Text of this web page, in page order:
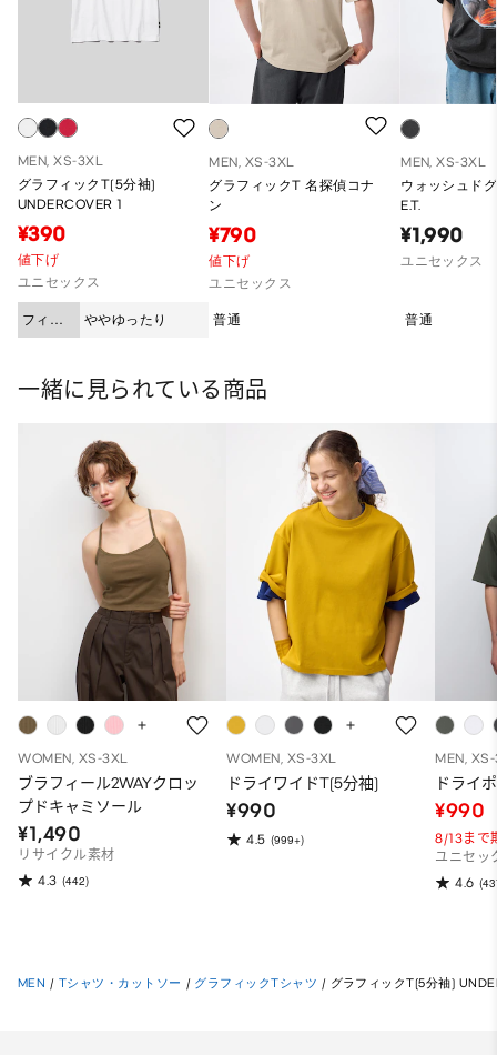
MEN, XS-3XL
グラフィックT(5分袖)
UNDERCOVER 1
¥390
値下げ
ユニセックス
フィッ
ト
ややゆったり
MEN, XS-3XL
グラフィックT 名探偵コナ
ン
¥790
値下げ
ユニセックス
普通
MEN, XS-3XL
ウォッシュド
E.T.
¥1,990
ユニセックス
普通
一緒に見られている商品
WOMEN, XS-3XL
ブラフィール2WAYクロッ
プドキャミソール
¥1,490
リサイクル素材
4.3 (442)
WOMEN, XS-3XL
ドライワイドT(5分袖)
¥990
4.5 (999+)
MEN,
ドライ
¥990
8/13まで
ユニセッ
4.6
MEN / Tシャツ・カットソー / グラフィックTシャツ / グラフィックT(5分袖)